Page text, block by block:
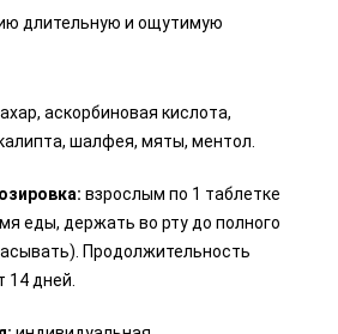
длительную и ощутимую
аскорбиновая кислота,
шалфея, мяты, ментол.
взрослым по 1 таблетке
еды, держать во рту до полного
Продолжительность
14 дней.